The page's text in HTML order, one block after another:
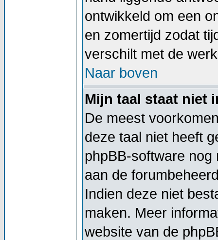
ontwikkeld om een
en zomertijd zodat
verschilt met de
Naar boven
Mijn taal staat niet
De meest
deze taal niet heeft
phpBB-software
aan de
Indien deze niet
maken. Meer
website van de